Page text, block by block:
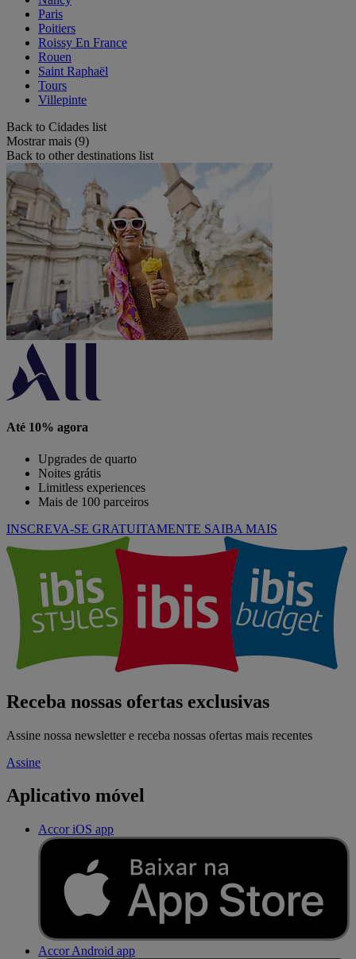
Paris
Poitiers
Roissy En France
Rouen
Saint Raphaël
Tours
Villepinte
Back to Cidades list
Mostrar mais (9)
Back to other destinations list
Até 10% agora
Upgrades de quarto
Noites grátis
Limitless experiences
Mais de 100 parceiros
INSCREVA-SE GRATUITAMENTE SAIBA MAIS
Receba nossas ofertas exclusivas
Assine nossa newsletter e receba nossas ofertas mais recentes
Assine
Aplicativo móvel
Accor iOS app
Accor Android app